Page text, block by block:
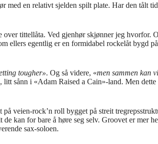
en relativt sjelden spilt plate. Har den tålt
tittellåta. Ved gjenhør skjønner jeg
ellers egentlig er en formidabel rockelåt bygd
tougher». Og så videre, «men sammen kan
sånn i «Adam Raised a Cain»-land. Men
veien-rock’n roll bygget på streit
kan for bare å høre seg selv. Groovet er mer
sax-soloen.